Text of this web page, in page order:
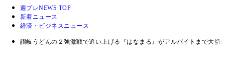
週プレNEWS TOP
新着ニュース
経済・ビジネスニュース
讃岐うどんの２強激戦で追い上げる『はなまる』がアルバイトまで大